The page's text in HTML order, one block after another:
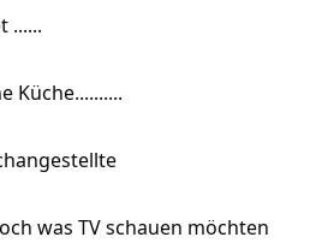
......
Küche..........
was TV schauen möchten